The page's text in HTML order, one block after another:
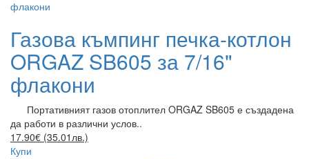
Газова къмпинг печка-котлон
ORGAZ SB605 за 7/16"
флакони
Портативният газов отоплител ORGAZ SB605 е създадена
да работи в различни услов..
17.90€ (35.01лв.)
Купи